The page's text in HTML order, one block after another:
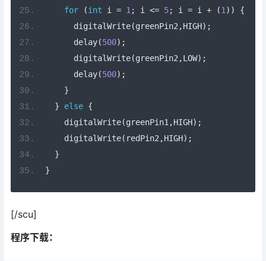
for
(int i = 1 ; i <= 5; i = i + (1 ))
{
      digitalWrite
(greenPin2 ,HIGH);
      delay
(500);
      digitalWrite
(greenPin2 ,LOW);
      delay
(500);
}
}
else {
    digitalWrite
(greenPin1 ,HIGH);
    digitalWrite
( redPin2 ,HIGH);
}
}
[/scu]
程序下载：